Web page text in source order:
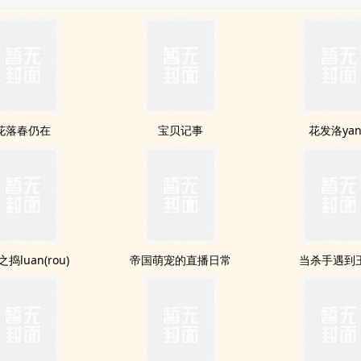
落春仍在 宝贝记事 花发洛
捣luan(rou) 帝国萌宠的直播日常 当杀手遇到